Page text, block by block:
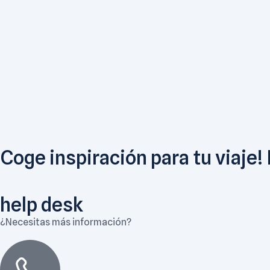
Coge inspiración para tu viaje!
help desk
¿Necesitas más información?